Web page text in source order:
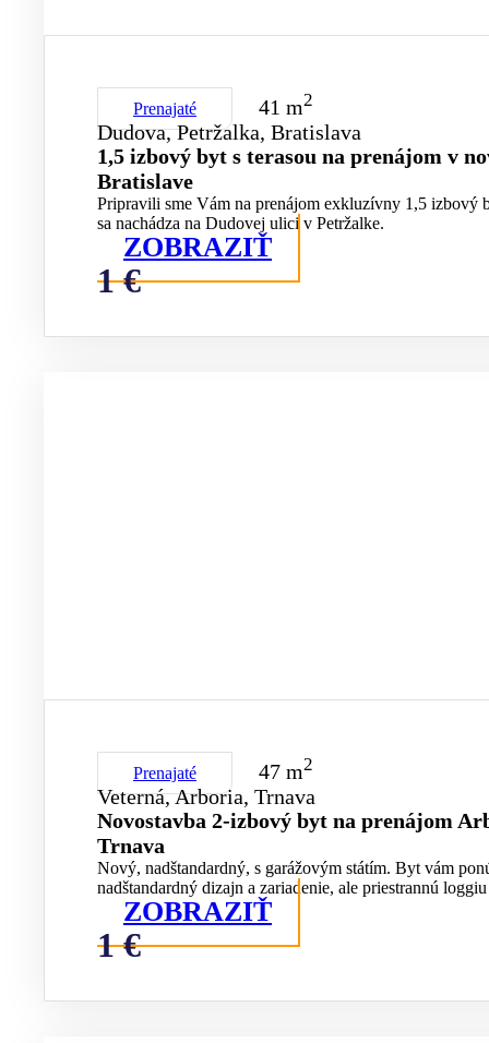
Prenajaté 41 m2
Dudova, Petržalka, Bratislava
1,5 izbový byt s terasou na prenájom v
Bratislave
Pripravili sme Vám na prenájom exkluzívny 1,5 izbový
sa nachádza na Dudovej ulici v Petržalke.
ZOBRAZIŤ
1 €
Prenajaté 47 m2
Veterná, Arboria, Trnava
Novostavba 2-izbový byt na prenájom
Trnava
Nový, nadštandardný, s garážovým státím. Byt vám
nadštandardný dizajn a zariadenie, ale priestrannú
ZOBRAZIŤ
1 €